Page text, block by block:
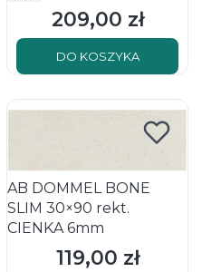
Cena
209,00 zł
DO KOSZYKA
AB DOMMEL BONE
SLIM 30×90 rekt.
CIENKA 6mm
Cena
119,00 zł